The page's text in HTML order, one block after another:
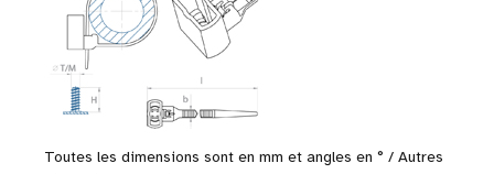
Toutes les dimensions sont en mm et angles en ° / Autres